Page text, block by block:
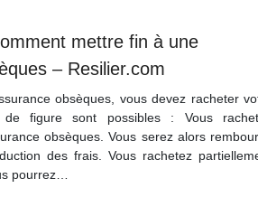
mettre fin à une
– Resilier.com
obsèques, vous devez racheter
figure sont possibles : Vous
obsèques. Vous serez alors
des frais. Vous rachetez
pourrez…